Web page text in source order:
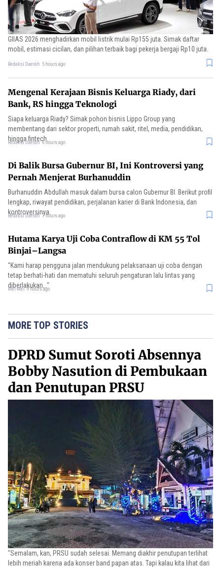
GIIAS 2026 menghadirkan mobil listrik mulai Rp155 juta. Simak daftar
mobil, estimasi cicilan, dan pilihan terbaik bagi pekerja bergaji Rp10 juta.
Redaksi Daerah 5 hours ago
Mengenal Kerajaan Bisnis Keluarga Riady, dari
Bank, RS hingga Teknologi
Siapa keluarga Riady? Simak pohon bisnis Lippo Group yang
membentang dari sektor properti, rumah sakit, ritel, media, pendidikan,
hingga fintech.
Redaksi Daerah 6 hours ago
Di Balik Bursa Gubernur BI, Ini Kontroversi yang
Pernah Menjerat Burhanuddin
Burhanuddin Abdullah masuk dalam bursa calon Gubernur BI. Berikut profil
lengkap, riwayat pendidikan, perjalanan karier di Bank Indonesia, dan
kontroversinya.
Redaksi Daerah 7 hours ago
Hutama Karya Uji Coba Contraflow di KM 55 Tol
Binjai–Langsa
"Kami harap pengguna jalan mendukung pelaksanaan uji coba dengan
tetap berhati-hati dan mematuhi seluruh pengaturan lalu lintas yang
diberlakukan..."
Mei-Mei 9 hours ago
MORE TOP STORIES
DPRD Sumut Soroti Absennya
Bobby Nasution di Pembukaan
dan Penutupan PRSU
"Semalam, kan, PRSU sudah selesai. Memang diakhir penutupan terlihat
lebih meriah karena ada konser band papan atas. Tapi kalau kita lihat dari